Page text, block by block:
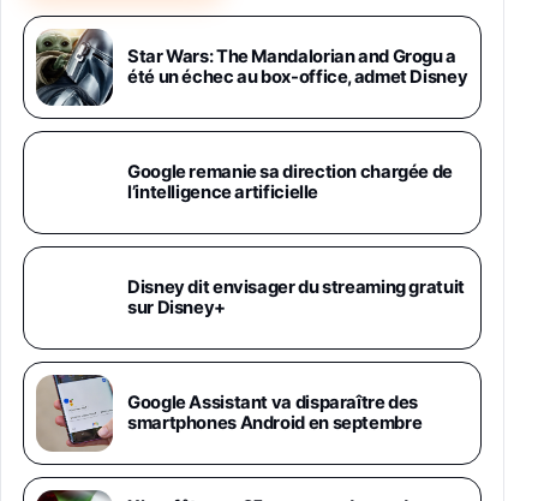
Samsung Galaxy Miracle Ultra, Smartphone
Android 5G avec Galaxy AI, 512 Go,
Chargeur Secteur Rapide 25W Inclus,
Smartphone déverrouillé, Noir, Version FR
1019€
Galaxy S26 Ultra 512 Go Bleu
1019€1399€Fnac (Vendeur Tiers)
892€1199€Fnac (Vendeur Tiers)
Philips SHK2000BL - Casque Enfant - Bleu &
Répartiteur Audio 5 Casques, Blanc
24,94€29,96€Fnac (Vendeur Tiers)
Asus RT-AC59U Routeur sans Fil Double
Bande Gigabit (Serveur et Client VPN, Triple
Star Wars: The Mandalorian and Grogu a
été un échec au box-office, admet Disney
Google remanie sa direction chargée de
l’intelligence artificielle
Disney dit envisager du streaming gratuit
sur Disney+
Google Assistant va disparaître des
smartphones Android en septembre